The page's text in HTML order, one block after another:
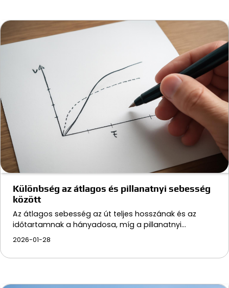
Különbség az átlagos és pillanatnyi sebesség
között
Az átlagos sebesség az út teljes hosszának és az
időtartamnak a hányadosa, míg a pillanatnyi…
2026-01-28